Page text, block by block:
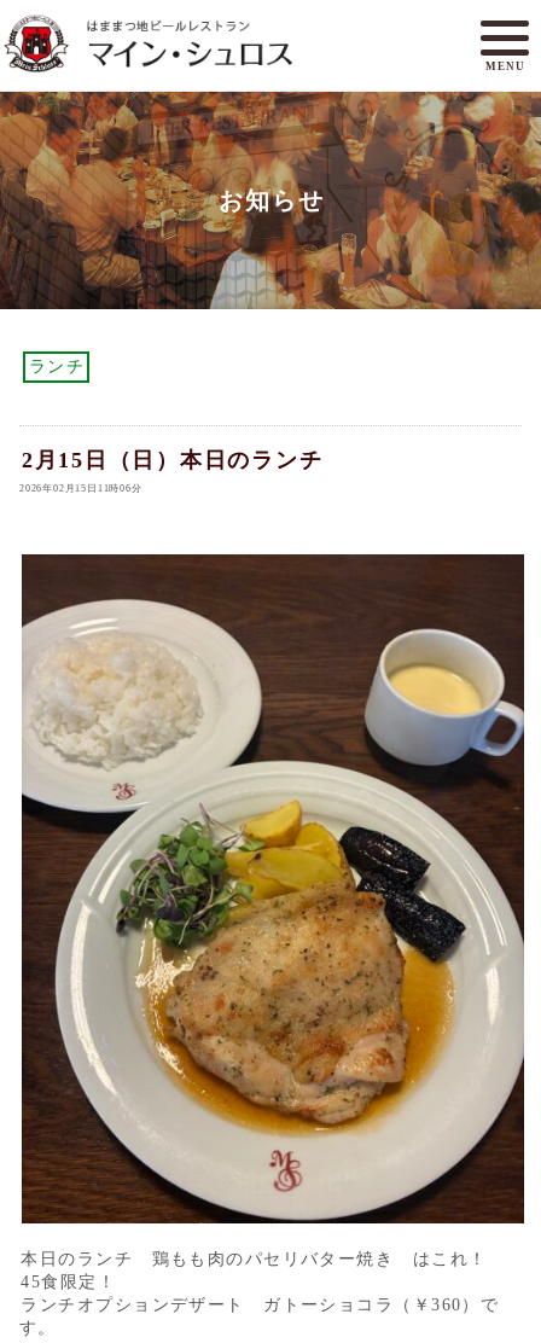
MENU
メニュー
ランチ
アクセスマップ
マイン・シュロスとは
オンラインショップ
お知らせ
ランチ
2月15日（日）本日のランチ
2026年02月15日11時06分
本日のランチ 鶏もも肉のパセリバター焼き はこれ！
45食限定！
ランチオプションデザート ガトーショコラ（￥360）で
す。